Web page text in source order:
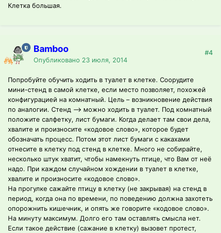
Клетка большая.
Bamboo
Опубликовано 23 июля, 2014
#4
Попробуйте обучить ходить в туалет в клетке. Соорудите
мини-стенд в самой клетке, если место позволяет, похожей
конфигурацией на комнатный. Цель – возникновение действия
по аналогии. Стенд --> можно ходить в туалет. Под комнатный
положите салфетку, лист бумаги. Когда делает там свои дела,
хвалите и произносите «кодовое слово», которое будет
обозначать процесс. Потом этот лист бумаги с какахами
отнесите в клетку под стенд в клетке. Много не собирайте,
несколько штук хватит, чтобы намекнуть птице, что Вам от неё
надо. При каждом случайном хождении в туалет в клетке,
хвалите и произносите «кодовое слово».
На прогулке сажайте птицу в клетку (не закрывая) на стенд в
период, когда она по времени, по поведению должна захотеть
опорожнить кишечник, и опять же говорите «кодовое слово».
На минуту максимум. Долго его там оставлять смысла нет.
Если такое действие (сажание в клетку) вызовет протест,